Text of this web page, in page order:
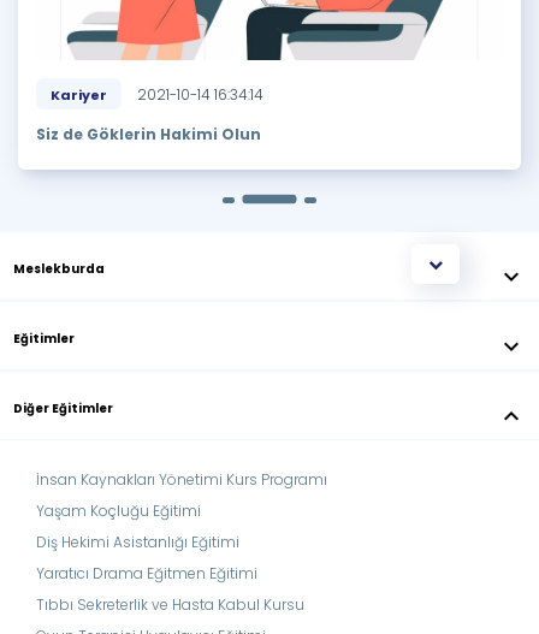
Kariyer
2021-10-14 16:34:14
Siz de Göklerin Hakimi Olun
Meslekburda keyboard_arrow_down
Eğitimler keyboard_arrow_down
Diğer Eğitimler keyboard_arrow_down
İnsan Kaynakları Yönetimi Kurs Programı
Yaşam Koçluğu Eğitimi
Diş Hekimi Asistanlığı Eğitimi
Yaratıcı Drama Eğitmen Eğitimi
Tıbbı Sekreterlik ve Hasta Kabul Kursu